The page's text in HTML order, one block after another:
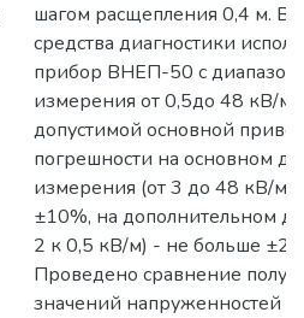
шагом расщепления 0,4 м. В
средства диагностики
прибор ВНЕП-50 с
измерения от 0,5до 48 кВ/м.
допустимой основной
погрешности на основном
измерения (от 3 до 48 кВ/м)
±10%, на дополнительном
2 к 0,5 кВ/м) - не больше
Проведено сравнение
значений напруженностей с